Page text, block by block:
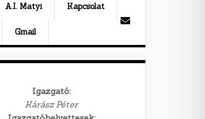
A.I. Matyi Kapcsolat
Gmail
Igazgató:
Kárász Péter